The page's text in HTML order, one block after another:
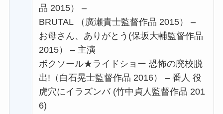
品 2015） –
BRUTAL （廣瀬貴士監督作品 2015） –
お母さん、ありがとう(保坂大輔監督作品
2015） – 主演
ボクソール★ライドショー 恐怖の廃校脱
出!（白石晃士監督作品 2016） – 番人 役
虎穴にイラズンバ (竹中貞人監督作品 201
6)